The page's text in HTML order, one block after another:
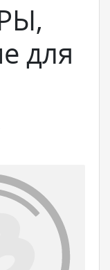
для